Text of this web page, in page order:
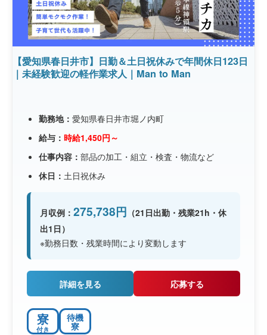
【愛知県春日井市】日勤＆土日祝休みで年間休日123日
｜未経験歓迎の軽作業求人｜Man to Man
勤務地： 愛知県春日井市堀ノ内町
給与： 時給1,450円～
仕事内容： 部品の加工・組立・検査・物流など
休日： 土日祝休み
月収例： 275,738円 （21日出勤・残業21h・休
出1日）
※勤務日数・残業時間により変動します
詳細を見る 応募する
寮
付き
待機
寮